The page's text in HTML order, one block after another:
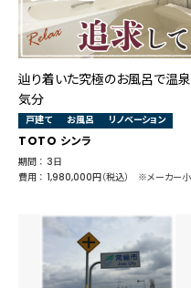
辿り着いた究極のお風呂で温泉
気分
戸建て お風呂 リノベーション
TOTO シンラ
期間 ： 3日